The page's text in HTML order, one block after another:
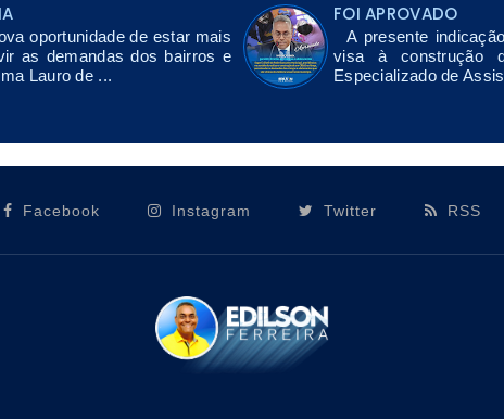
oportunidade de estar mais
as demandas dos bairros e
Lauro de ...
FOI APROVADO
A presente
visa à construção
Especializado de
Facebook Instagram Twitter RSS